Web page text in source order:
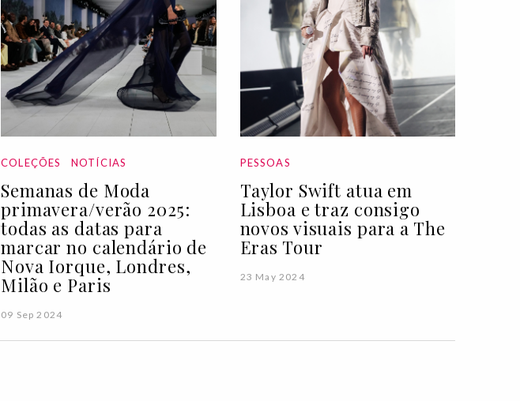
COLEÇÕES NOTÍCIAS
Semanas de Moda
primavera/verão 2025:
todas as datas para
marcar no calendário de
Nova Iorque, Londres,
Milão e Paris
09 Sep 2024
PESSOAS
Taylor Swift atua em
Lisboa e traz consigo
novos visuais para a The
Eras Tour
23 May 2024